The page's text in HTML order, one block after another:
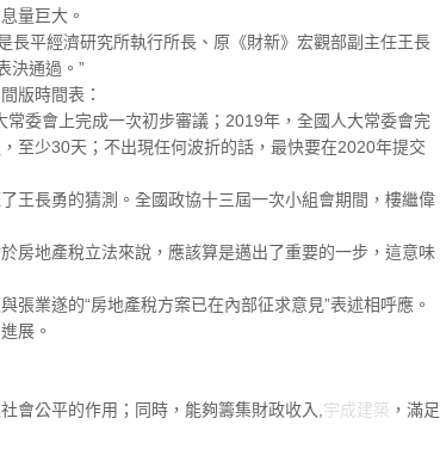
量巨大。
平經濟研究所執行所長、原《財新》宏觀部副主任王長
決通過。”
版時間表：
委會上完成一次初步審議；2019年，全國人大常委會完
至少30天；不出現任何波折的話，最快要在2020年提交
長勇的猜測。全國政協十三屆一次小組會期間，樓繼偉
地產稅立法來說，應該算是邁出了重要的一步，這意味
業遂的“房地產稅方案已在內部征求意見”表述相呼應。
展。
公平的作用；同時，能夠籌集財政收入, 宇成建築 ，滿足